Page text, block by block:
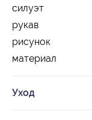
силуэт
рукав
рисунок
материал
Уход